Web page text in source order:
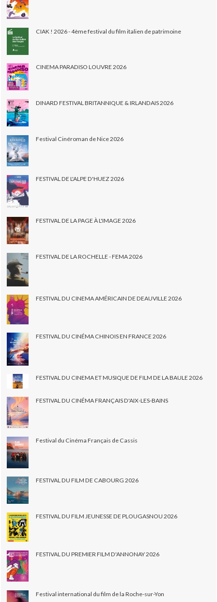
CIAK ! 2026 - 4ème festival du film italien de patrimoine
CINEMA PARADISO LOUVRE 2026
DINARD FESTIVAL BRITANNIQUE & IRLANDAIS 2026
Festival Cinéroman de Nice 2026
FESTIVAL DE L'ALPE D'HUEZ 2026
FESTIVAL DE LA PAGE À L'IMAGE 2026
FESTIVAL DE LA ROCHELLE - FEMA 2026
FESTIVAL DU CINEMA AMÉRICAIN DE DEAUVILLE 2026
FESTIVAL DU CINÉMA CHINOIS EN FRANCE 2026
FESTIVAL DU CINEMA ET MUSIQUE DE FILM DE LA BAULE 2026
FESTIVAL DU CINÉMA FRANÇAIS D'AIX-LES-BAINS
Festival du Cinéma Français de Cassis
FESTIVAL DU FILM DE CABOURG 2026
FESTIVAL DU FILM JEUNESSE DE PLOUGASNOU 2026
FESTIVAL DU PREMIER FILM D'ANNONAY 2026
Festival international du film de la Roche-sur-Yon